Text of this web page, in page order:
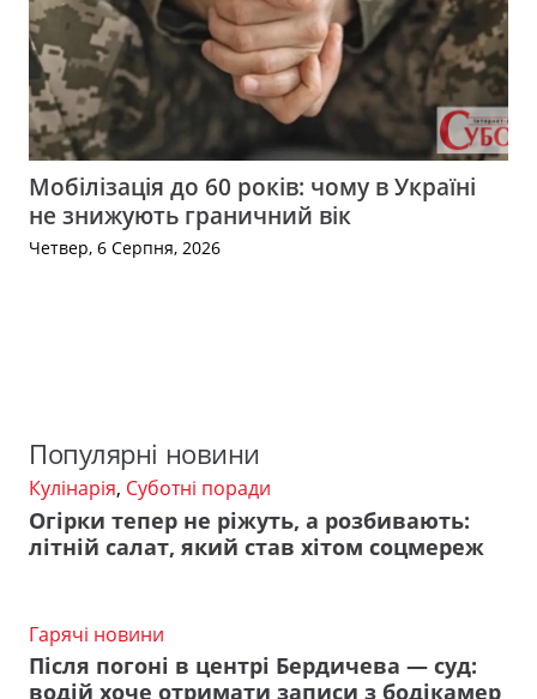
Мобілізація до 60 років: чому в Україні
не знижують граничний вік
Четвер, 6 Серпня, 2026
Популярні новини
Кулінарія, Суботні поради
Огірки тепер не ріжуть, а розбивають:
літній салат, який став хітом соцмереж
Гарячі новини
Після погоні в центрі Бердичева — суд:
водій хоче отримати записи з бодікамер